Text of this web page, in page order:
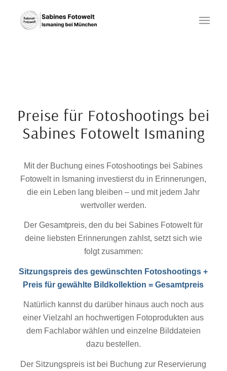
Preise für Fotoshootings bei
Sabines Fotowelt Ismaning
Mit der Buchung eines Fotoshootings bei Sabines
Fotowelt in Ismaning investierst du in Erinnerungen,
die ein Leben lang bleiben – und mit jedem Jahr
wertvoller werden.
Der Gesamtpreis, den du bei Sabines Fotowelt für
deine liebsten Erinnerungen zahlst, setzt sich wie
folgt zusammen:
Sitzungspreis des gewünschten Fotoshootings +
Preis für gewählte Bildkollektion = Gesamtpreis
Natürlich kannst du darüber hinaus auch noch aus
einer Vielzahl an hochwertigen Fotoprodukten aus
dem Fachlabor wählen und einzelne Bilddateien
dazu bestellen.
Der Sitzungspreis ist bei Buchung zur Reservierung